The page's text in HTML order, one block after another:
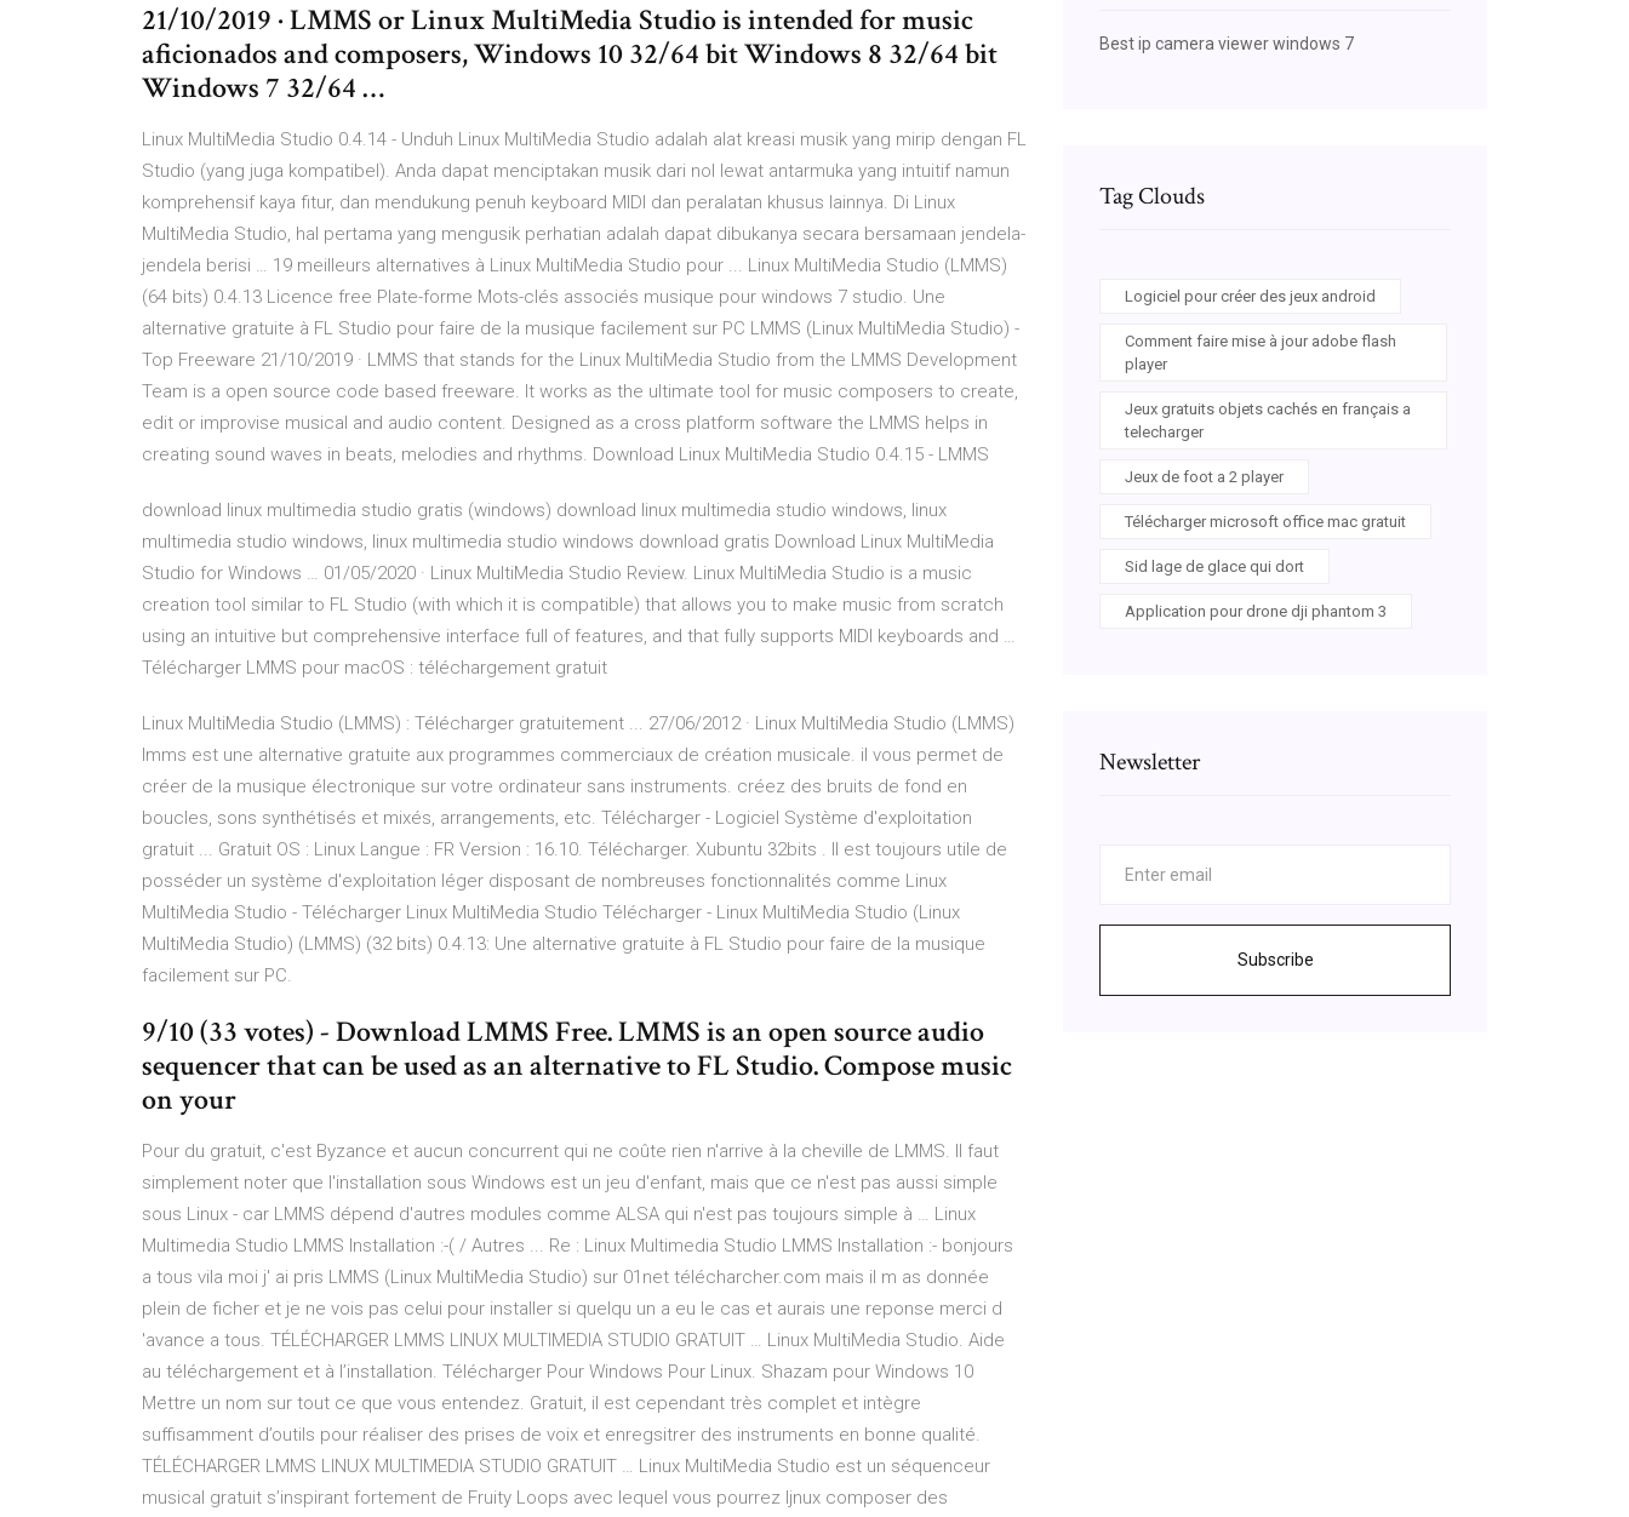
21/10/2019 · LMMS or Linux MultiMedia Studio is intended for music
aficionados and composers, Windows 10 32/64 bit Windows 8 32/64 bit
Windows 7 32/64 …
Linux MultiMedia Studio 0.4.14 - Unduh Linux MultiMedia Studio adalah alat kreasi musik yang mirip dengan FL
Studio (yang juga kompatibel). Anda dapat menciptakan musik dari nol lewat antarmuka yang intuitif namun
komprehensif kaya fitur, dan mendukung penuh keyboard MIDI dan peralatan khusus lainnya. Di Linux
MultiMedia Studio, hal pertama yang mengusik perhatian adalah dapat dibukanya secara bersamaan jendela-
jendela berisi … 19 meilleurs alternatives à Linux MultiMedia Studio pour ... Linux MultiMedia Studio (LMMS)
(64 bits) 0.4.13 Licence free Plate-forme Mots-clés associés musique pour windows 7 studio. Une
alternative gratuite à FL Studio pour faire de la musique facilement sur PC LMMS (Linux MultiMedia Studio) -
Top Freeware 21/10/2019 · LMMS that stands for the Linux MultiMedia Studio from the LMMS Development
Team is a open source code based freeware. It works as the ultimate tool for music composers to create,
edit or improvise musical and audio content. Designed as a cross platform software the LMMS helps in
creating sound waves in beats, melodies and rhythms. Download Linux MultiMedia Studio 0.4.15 - LMMS
download linux multimedia studio gratis (windows) download linux multimedia studio windows, linux
multimedia studio windows, linux multimedia studio windows download gratis Download Linux MultiMedia
Studio for Windows … 01/05/2020 · Linux MultiMedia Studio Review. Linux MultiMedia Studio is a music
creation tool similar to FL Studio (with which it is compatible) that allows you to make music from scratch
using an intuitive but comprehensive interface full of features, and that fully supports MIDI keyboards and …
Télécharger LMMS pour macOS : téléchargement gratuit
Linux MultiMedia Studio (LMMS) : Télécharger gratuitement ... 27/06/2012 · Linux MultiMedia Studio (LMMS)
lmms est une alternative gratuite aux programmes commerciaux de création musicale. il vous permet de
créer de la musique électronique sur votre ordinateur sans instruments. créez des bruits de fond en
boucles, sons synthétisés et mixés, arrangements, etc. Télécharger - Logiciel Système d'exploitation
gratuit ... Gratuit OS : Linux Langue : FR Version : 16.10. Télécharger. Xubuntu 32bits . Il est toujours utile de
posséder un système d'exploitation léger disposant de nombreuses fonctionnalités comme Linux
MultiMedia Studio - Télécharger Linux MultiMedia Studio Télécharger - Linux MultiMedia Studio (Linux
MultiMedia Studio) (LMMS) (32 bits) 0.4.13: Une alternative gratuite à FL Studio pour faire de la musique
facilement sur PC.
9/10 (33 votes) - Download LMMS Free. LMMS is an open source audio
sequencer that can be used as an alternative to FL Studio. Compose music
on your
Pour du gratuit, c'est Byzance et aucun concurrent qui ne coûte rien n'arrive à la cheville de LMMS. Il faut
simplement noter que l'installation sous Windows est un jeu d'enfant, mais que ce n'est pas aussi simple
sous Linux - car LMMS dépend d'autres modules comme ALSA qui n'est pas toujours simple à … Linux
Multimedia Studio LMMS Installation :-( / Autres ... Re : Linux Multimedia Studio LMMS Installation :- bonjours
a tous vila moi j' ai pris LMMS (Linux MultiMedia Studio) sur 01net télécharcher.com mais il m as donnée
plein de ficher et je ne vois pas celui pour installer si quelqu un a eu le cas et aurais une reponse merci d
'avance a tous. TÉLÉCHARGER LMMS LINUX MULTIMEDIA STUDIO GRATUIT … Linux MultiMedia Studio. Aide
au téléchargement et à l’installation. Télécharger Pour Windows Pour Linux. Shazam pour Windows 10
Mettre un nom sur tout ce que vous entendez. Gratuit, il est cependant très complet et intègre
suffisamment d’outils pour réaliser des prises de voix et enregsitrer des instruments en bonne qualité.
TÉLÉCHARGER LMMS LINUX MULTIMEDIA STUDIO GRATUIT … Linux MultiMedia Studio est un séquenceur
musical gratuit s’inspirant fortement de Fruity Loops avec lequel vous pourrez ljnux composer des
Best ip camera viewer windows 7
Tag Clouds
Logiciel pour créer des jeux android
Comment faire mise à jour adobe flash
player
Jeux gratuits objets cachés en français a
telecharger
Jeux de foot a 2 player
Télécharger microsoft office mac gratuit
Sid lage de glace qui dort
Application pour drone dji phantom 3
Newsletter
Subscribe